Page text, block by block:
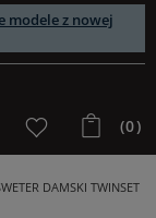
modele z nowej
(0)
DAMSKI TWINSET